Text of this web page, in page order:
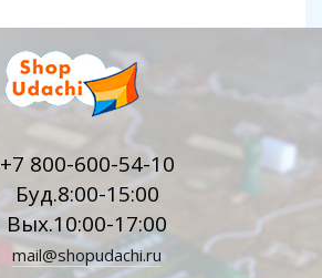
+7 800-600-54-10
Буд.8:00-15:00
Вых.10:00-17:00
mail@shopudachi.ru